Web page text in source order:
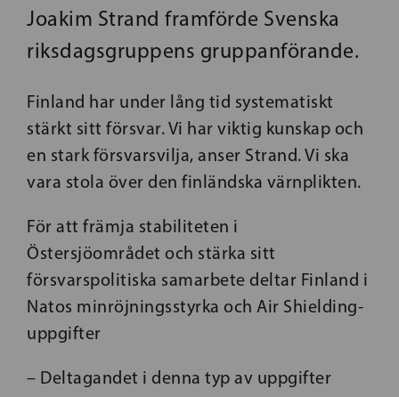
Joakim Strand framförde Svenska
riksdagsgruppens gruppanförande.
Finland har under lång tid systematiskt
stärkt sitt försvar. Vi har viktig kunskap och
en stark försvarsvilja, anser Strand. Vi ska
vara stola över den finländska värnplikten.
För att främja stabiliteten i
Östersjöområdet och stärka sitt
försvarspolitiska samarbete deltar Finland i
Natos minröjningsstyrka och Air Shielding-
uppgifter
– Deltagandet i denna typ av uppgifter